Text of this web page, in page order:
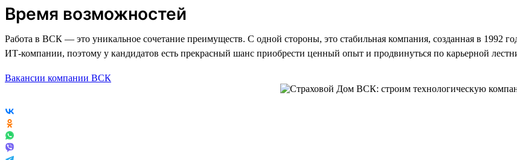
Время возможностей
Работа в ВСК — это уникальное сочетание преимуществ. С одной стороны, это стабильная компания, созданная в 1992
ИТ-компании, поэтому у кандидатов есть прекрасный шанс приобрести ценный опыт и продвинуться по карьерной
Вакансии компании ВСК